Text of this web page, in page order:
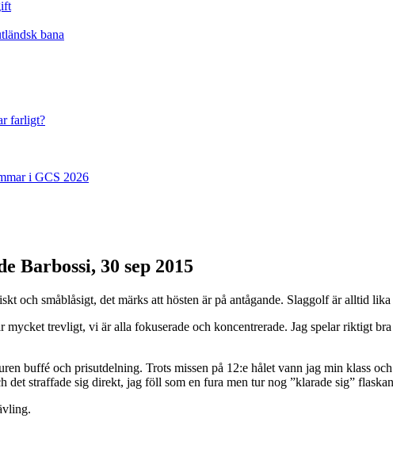
bana
farligt?
i GCS 2026
Barbossi, 30 sep 2015
och småblåsigt, det märks att hösten är på antågande. Slaggolf är alltid
mycket trevligt, vi är alla fokuserade och koncentrerade. Jag spelar riktigt
buffé och prisutdelning. Trots missen på 12:e hålet vann jag min klass
det straffade sig direkt, jag föll som en fura men tur nog ”klarade sig”